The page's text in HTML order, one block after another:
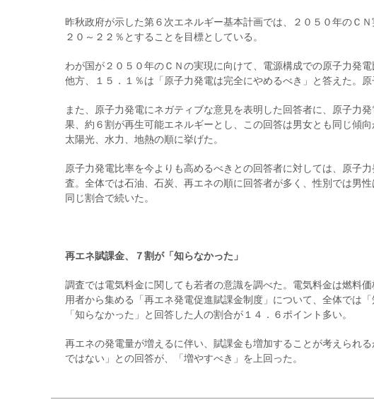
昨秋政府が示した第６次エネルギー基本計画では、２０５０年のＣ
２０～２２％とすることを目標としている。
わが国が２０５０年のＣＮの実現に向けて、電源構成での原子力発
他方、１５．１％は「原子力発電は完全にやめるべき」と答えた。
また、原子力発電にネガティブな意見を表明した回答者に、原子力
果、約６割が再生可能エネルギーとし、この回答は男女とも同じ傾
太陽光、水力、地熱の順に挙げた。
原子力発電比率を今よりも高めるべきとの回答者に対しては、原子
査。全体では石油、石炭、再エネの順に回答者が多く、性別では男
同じ割合で続いた。
再エネ賦課金、７割が「知らなかった」
調査では電気料金に関しても若者の意識を調べた。電気料金は燃料
用者から集める「再エネ発電促進賦課金制度」について、全体では
「知らなかった」と回答した人の割合が１４．６ポイント多い。
再エネの発電量が増えるに伴い、賦課金も増加することが考えられ
ではない」との回答が、「増やすべき」を上回った。